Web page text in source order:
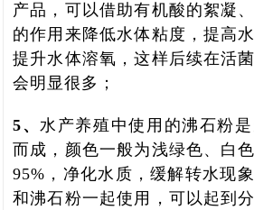
产品， 可以借助有机酸的絮凝
的作用来降低水体粘度，提高
提升水体溶氧，这样后续在活
会明显很多；
5、水产养殖中使用的沸石粉
而成，颜色一般为浅绿色、白
95%，净化水质，缓解转水现
和沸石粉一起使用，可以起到